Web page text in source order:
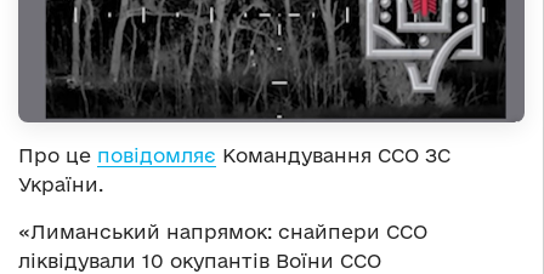
Про це повідомляє Командування ССО ЗС
України.
«Лиманський напрямок: снайпери ССО
ліквідували 10 окупантів Воїни ССО